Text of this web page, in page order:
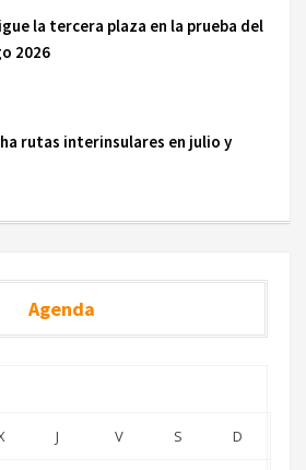
la tercera plaza en la prueba del
2026
rutas interinsulares en julio y
Agenda
J V S D